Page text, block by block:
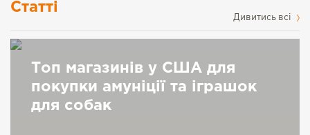
Статті
Дивитись всі
Топ магазинів у США для
покупки амуніції та іграшок
для собак